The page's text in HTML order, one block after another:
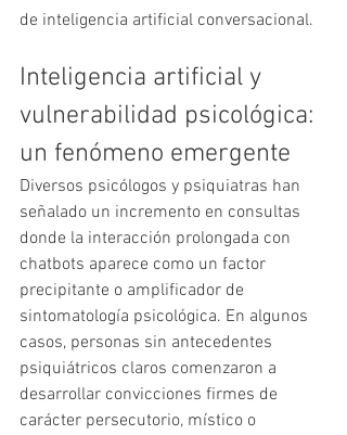
de inteligencia artificial conversacional.
Inteligencia artificial y
vulnerabilidad psicológica:
un fenómeno emergente
Diversos psicólogos y psiquiatras han
señalado un incremento en consultas
donde la interacción prolongada con
chatbots aparece como un factor
precipitante o amplificador de
sintomatología psicológica. En algunos
casos, personas sin antecedentes
psiquiátricos claros comenzaron a
desarrollar convicciones firmes de
carácter persecutorio, místico o